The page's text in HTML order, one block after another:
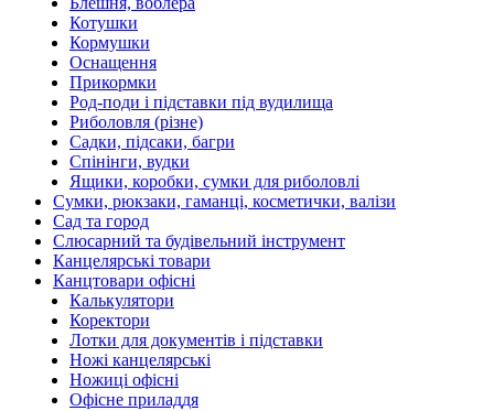
Котушки
Кормушки
Оснащення
Прикормки
Род-поди і підставки під вудилища
Риболовля (різне)
Садки, підсаки, багри
Спінінги, вудки
Ящики, коробки, сумки для риболовлі
Сумки, рюкзаки, гаманці, косметички, валізи
Сад та город
Слюсарний та будівельний інструмент
Канцелярські товари
Канцтовари офісні
Калькулятори
Коректори
Лотки для документів і підставки
Ножі канцелярські
Ножиці офісні
Офісне приладдя